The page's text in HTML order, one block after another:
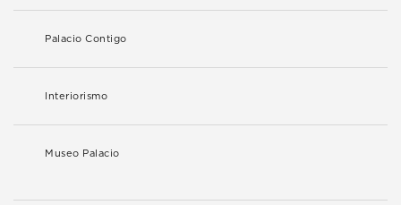
Palacio Contigo
Interiorismo
Museo Palacio